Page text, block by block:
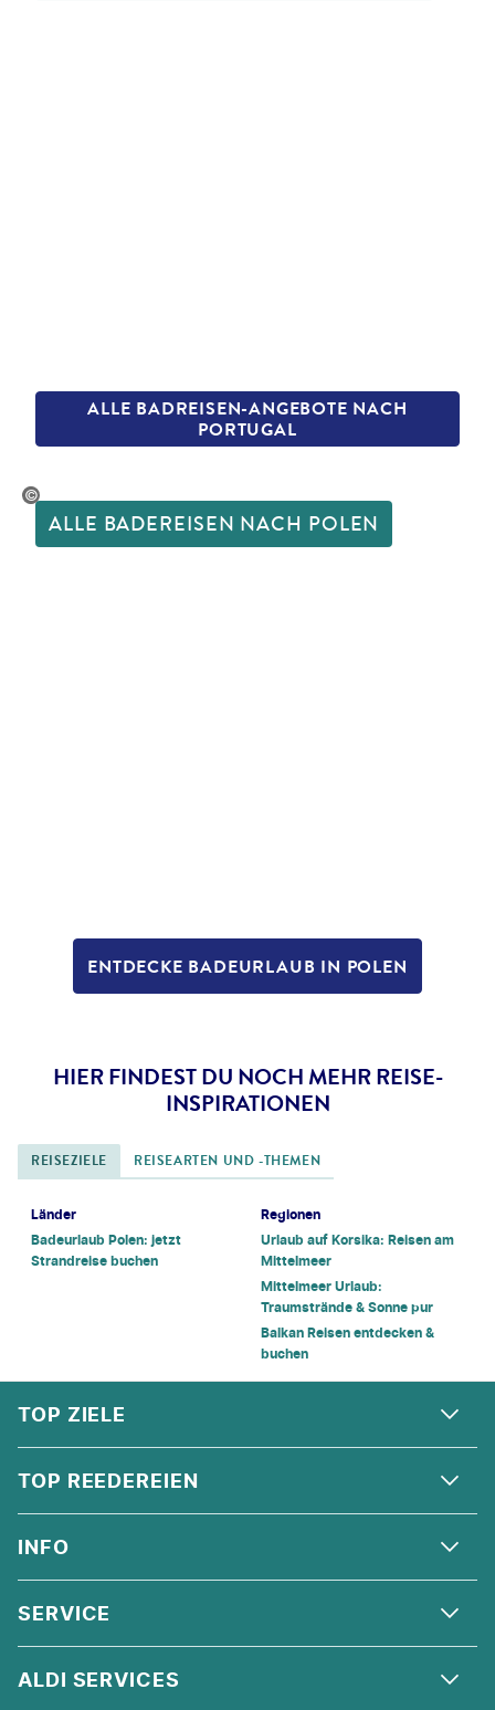
ALLE BADREISEN-ANGEBOTE NACH
PORTUGAL
- gty
ALLE BADEREISEN NACH POLEN
ENTDECKE BADEURLAUB IN POLEN
HIER FINDEST DU NOCH MEHR REISE-
INSPIRATIONEN
REISEZIELE REISEARTEN UND -THEMEN
Länder
Badeurlaub Polen: jetzt
Strandreise buchen
Regionen
Urlaub auf Korsika: Reisen am
Mittelmeer
Mittelmeer Urlaub:
Traumstrände & Sonne pur
Balkan Reisen entdecken &
buchen
TOP ZIELE
ALPEN
ANDALUSIEN
ORIENT
NORDSEE
TOP REEDEREIEN
COSTA KREUZFAHRTEN
MSC CRUISES
HOLLAND AMERICA LINE
INFO
ÜBER UNS
QUALITÄT
SERVICE
KONTAKT
ALDI SERVICES